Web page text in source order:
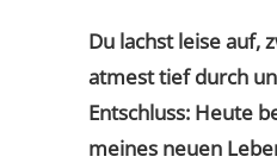
Du lachst leise auf,
atmest tief durch
Entschluss: Heute
meines neuen